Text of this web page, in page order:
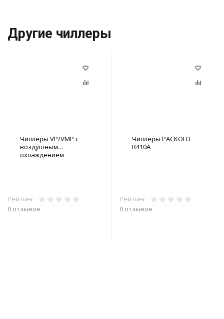
Другие чиллеры
Чиллеры VP/VMP с
воздушным
охлаждением
Рейтинг:
0 отзывов
Чиллеры PACKOLD
R410A
Рейтинг:
0 отзывов